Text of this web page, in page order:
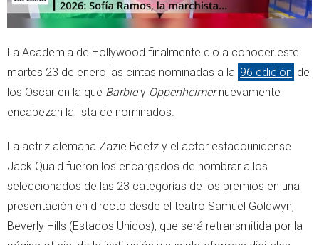
La Academia de Hollywood finalmente dio a conocer este
martes 23 de enero las cintas nominadas a la 96 edición de
los Oscar en la que Barbiey Oppenheimernuevamente
encabezan la lista de nominados.
La actriz alemana Zazie Beetz y el actor estadounidense
Jack Quaid fueron los encargados de nombrar a los
seleccionados de las 23 categorías de los premios en una
presentación en directo desde el teatro Samuel Goldwyn,
Beverly Hills (Estados Unidos), que será retransmitida por la